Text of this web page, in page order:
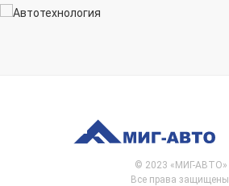
© 2023 «МИГ-АВТО»
Все права защищены.